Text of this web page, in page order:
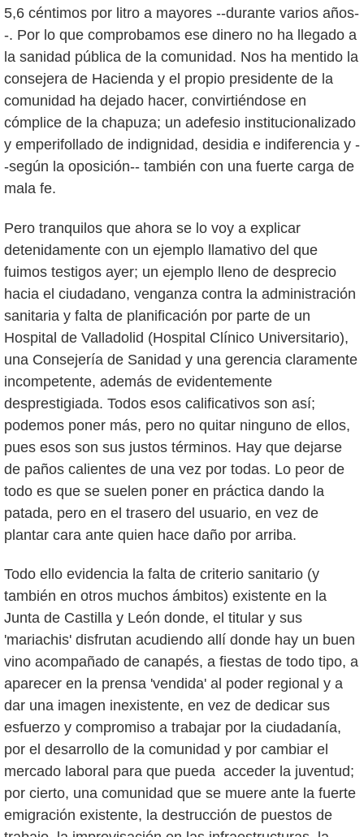
5,6 céntimos por litro a mayores --durante varios años-
-. Por lo que comprobamos ese dinero no ha llegado a
la sanidad pública de la comunidad. Nos ha mentido la
consejera de Hacienda y el propio presidente de la
comunidad ha dejado hacer, convirtiéndose en
cómplice de la chapuza; un adefesio institucionalizado
y emperifollado de indignidad, desidia e indiferencia y -
-según la oposición-- también con una fuerte carga de
mala fe.
Pero tranquilos que ahora se lo voy a explicar
detenidamente con un ejemplo llamativo del que
fuimos testigos ayer; un ejemplo lleno de desprecio
hacia el ciudadano, venganza contra la administración
sanitaria y falta de planificación por parte de un
Hospital de Valladolid (Hospital Clínico Universitario),
una Consejería de Sanidad y una gerencia claramente
incompetente, además de evidentemente
desprestigiada. Todos esos calificativos son así;
podemos poner más, pero no quitar ninguno de ellos,
pues esos son sus justos términos. Hay que dejarse
de paños calientes de una vez por todas. Lo peor de
todo es que se suelen poner en práctica dando la
patada, pero en el trasero del usuario, en vez de
plantar cara ante quien hace daño por arriba.
Todo ello evidencia la falta de criterio sanitario (y
también en otros muchos ámbitos) existente en la
Junta de Castilla y León donde, el titular y sus
'mariachis' disfrutan acudiendo allí donde hay un buen
vino acompañado de canapés, a fiestas de todo tipo, a
aparecer en la prensa 'vendida' al poder regional y a
dar una imagen inexistente, en vez de dedicar sus
esfuerzo y compromiso a trabajar por la ciudadanía,
por el desarrollo de la comunidad y por cambiar el
mercado laboral para que pueda acceder la juventud;
por cierto, una comunidad que se muere ante la fuerte
emigración existente, la destrucción de puestos de